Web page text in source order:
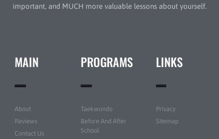
important, and MUCH more valuable lessons about yourself.
MAIN
About
Reviews
Contact Us
PROGRAMS
Taekwondo
Before And After
School
LINKS
Privacy
Sitemap